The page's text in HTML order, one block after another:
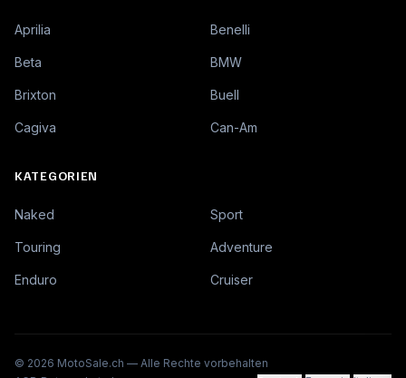
Aprilia Benelli
Beta BMW
Brixton Buell
Cagiva Can-Am
KATEGORIEN
Naked Sport
Touring Adventure
Enduro Cruiser
© 2026 MotoSale.ch — Alle Rechte vorbehalten